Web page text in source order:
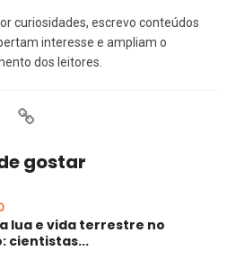
curiosidades, escrevo conteúdos
interesse e ampliam o
dos leitores.
gostar
lua e vida terrestre no
cientistas...